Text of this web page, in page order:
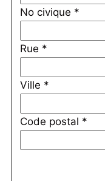
No civique *
Rue *
Ville *
Code postal *